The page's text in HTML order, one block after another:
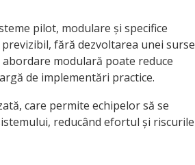
pilot, modulare și specifice
fără dezvoltarea unei surse
modulară poate reduce
de implementări practice.
care permite echipelor să se
reducând efortul și riscurile